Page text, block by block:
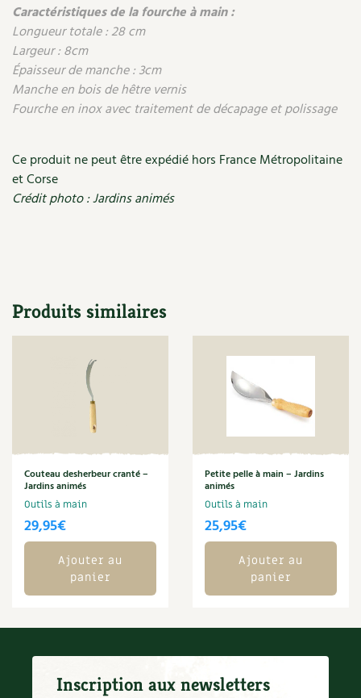
Santé et bien-être
Les plantes et leurs vertus
Soins et cosmétiques au naturel
Vivre l’écologie
Actions pour la planète
Les 4 saisons
Carnets de saison
Compléments
Dossier
Actualités
Secrets d’abonné
Caractéristiques de la fourche à main :
Longueur totale : 28 cm
Largeur : 8cm
Épaisseur de manche : 3cm
Manche en bois de hêtre vernis
Fourche en inox avec traitement de décapage et polissage
Ce produit ne peut être expédié hors France Métropolitaine
et Corse
Crédit photo : Jardins animés
Produits similaires
Couteau desherbeur cranté –
Jardins animés
Outils à main
29,95€
Ajouter au
panier
Petite pelle à main – Jardins
animés
Outils à main
25,95€
Ajouter au
panier
Inscription aux newsletters